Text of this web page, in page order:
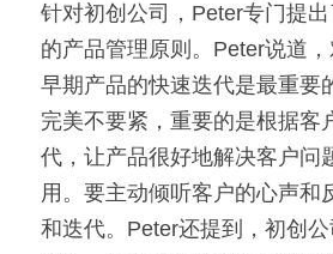
针对初创公司，Peter专门提出
的产品管理原则。Peter说道，
早期产品的快速迭代是最重要
完美不要紧，重要的是根据客
代，让产品很好地解决客户问
用。要主动倾听客户的心声和
和迭代。Peter还提到，初创